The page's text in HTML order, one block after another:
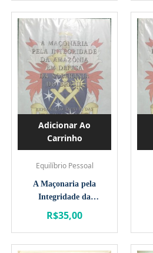
Adicionar Ao
Carrinho
Equilíbrio Pessoal
A Maçonaria pela
Integridade da
da Soberania do
Brasil
R$35,00